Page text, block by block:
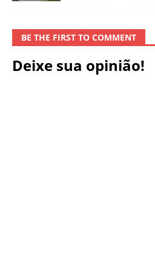
BE THE FIRST TO COMMENT
Deixe sua opinião!